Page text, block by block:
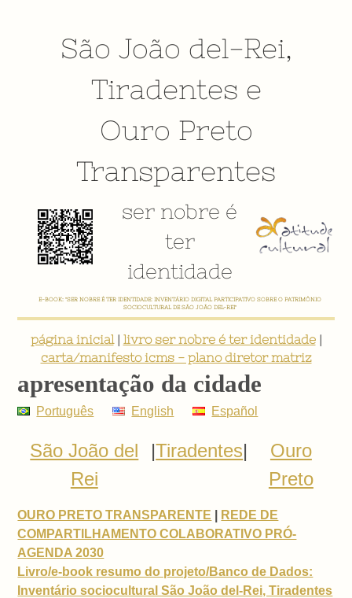
São João del-Rei,
Tiradentes e
Ouro Preto
Transparentes
ser nobre é
ter
identidade
E-BOOK: "SER NOBRE É TER IDENTIDADE: INVENTÁRIO DIGITAL PARTICIPATIVO SOBRE O PATRIMÔNIO
SOCIOCULTURAL DE SÃO JOÃO DEL-REI"
página inicial| livro ser nobre é ter identidade|
carta/manifesto icms - plano diretor matriz
apresentação da cidade
Português English Español
São João del
Rei
|Tiradentes|
Ouro
Preto
OURO PRETO TRANSPARENTE
REDE DE
COMPARTILHAMENTO COLABORATIVO PRÓ-
AGENDA 2030
Livro/e-book resumo do projeto/Banco de Dados:
Inventário sociocultural São João del-Rei, Tiradentes